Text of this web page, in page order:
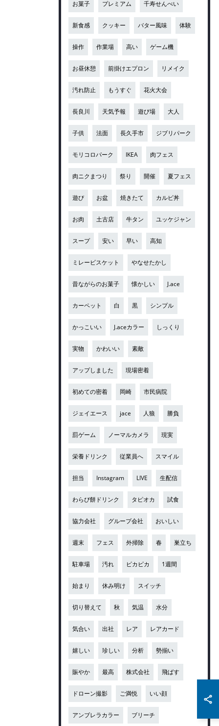
お菓子 プレミアム 千寿せんべい
新食感 クッキー バター風味 体験
操作 作業場 高い ゲーム機
お昼休憩 前掛けエプロン リメイク
汚れ防止 もうすぐ 花火大会
長良川 天気予報 遊び場 大人
子供 法面 長久手市 ジブリパーク
モリコロパーク IKEA 肉フェス
肉ニクまつり 祭り 開催 夏フェス
遊び お盆 焼きたて カルビ丼
お肉 土古店 牛タン ユッケジャン
スープ 安い 早い 高知
ミレービスケット やなせたかし
昔ながらのお菓子 懐かしい J.ace
カーペット 白 黒 シンプル
かっこいい J.aceカラー しっくり
実物 かわいい 素敵
アップしました 現場密着
初めての密着 岡崎 市民病院
ジェイエース jace 人狼 勝負
罰ゲーム ノーマルカメラ 現実
栄養ドリンク 従業員へ スマイル
担当 Instagram LIVE 生配信
わらび餅ドリンク タピオカ 試食
協力会社 グループ会社 おいしい
週末 フェス 外掃除 春 巣立ち
駐車場 汚れ ピカピカ 1週間
始まり 休み明け スイッチ
切り替えて 秋 気温 水分
気合い 出社 レア レアカード
嬉しい 珍しい 分析 勢揃い
賑やか 最高 株式会社 飛ばす
ドローン撮影 ご満悦 いい顔
アンブレラカラー ブリーチ